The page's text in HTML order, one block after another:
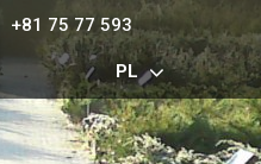
+81 75 77 593
PL